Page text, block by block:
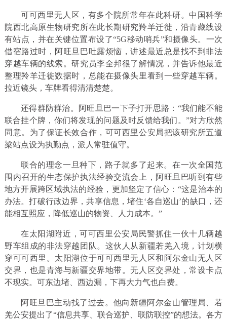
可可西里无人区，有多个院所常年在此科研。中国科学
院西北高原生物研究所在此长期研究羚羊迁徙，沿青藏线设
有站点，并在关键位置布设了“5G移动哨兵”和摄像头。一次
借宿路过时，阿旺旦巴吐露烦恼，讲述最近总是找不到非法
穿越车辆的线索。研究员李全邦很了解情况，并告诉他最近
整理羚羊迁徙数据时，总能在摄像头里看到一些穿越车辆。
拉近镜头，车牌看得清清楚楚。
还得群防群治。阿旺旦巴一下子打开思路：“我们能不能
联合挂个牌，你们将发现的问题及时反馈给我们。”对方欣然
同意。为了保证长效合作，可可西里公安局把该研究所五道
梁站点设为执勤点，派人常驻值守。
联合的理念一旦种下，路子就多了起来。在一次全国范
围内召开的生态保护执法经验交流会上，阿旺旦巴听到有些
地方开展跨区域执法的经验，更加坚定了信心：“这是治本的
办法。打破行政边界，共享信息，堵住‘各自巡山’的缺口，还
能相互照应，降低巡山的物资、人力成本。”
在太阳湖附近，可可西里公安局民警抓住一伙十几辆越
野车组成的非法穿越团队。这伙人从新疆若羌入境，计划横
穿可可西里。太阳湖位于可可西里无人区和阿尔金山无人区
交界，也是青海与新疆交界地带。无人区交界处，常设卡点
不现实。可东边堵、西边漏，下再大力气也白费。
阿旺旦巴主动找了过去。他向新疆阿尔金山管理局、若
羌公安提出了“信息共享、联合巡护、联防联控”的想法。各方